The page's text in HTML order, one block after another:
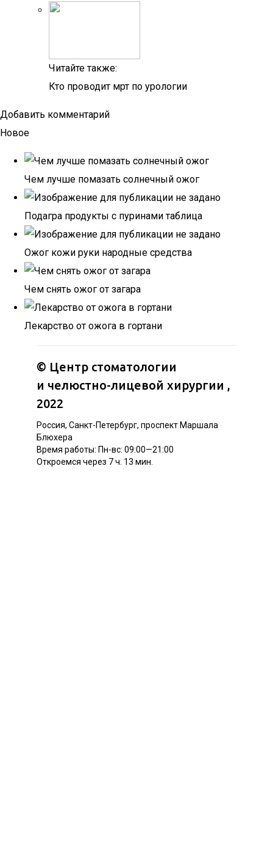
Читайте также:
Кто проводит мрт по урологии
Добавить комментарий
Новое
Чем лучше помазать солнечный ожог
Подагра продукты с пуринами таблица
Ожог кожи руки народные средства
Чем снять ожог от загара
Лекарство от ожога в гортани
© Центр стоматологии
и челюстно-лицевой хирургии ,
2022
Россия, Санкт-Петербург, проспект Маршала
Блюхера
Время работы: Пн-вс: 09:00—21:00
Откроемся через 7 ч. 13 мин.